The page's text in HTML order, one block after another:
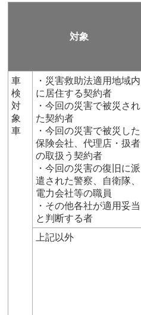
対象
車
検
対
象
車
・災害救助法適用地域内
に居住する契約者
・今回の災害で被災され
た契約者
・今回の災害で被災した
保険会社、代理店・扱者
の取扱う契約者
・今回の災害の復旧に派
遣された警察、自衛隊、
電力会社等の職員
・その他各社が適用妥当
と判断する者
上記以外